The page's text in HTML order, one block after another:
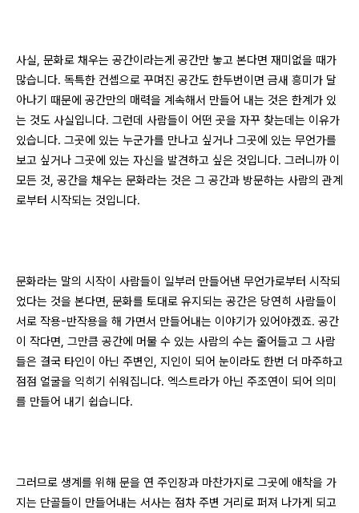
사실, 문화로 채우는 공간이라는게 공간만 놓고 본다면 재미없을 때가
많습니다. 독특한 컨셉으로 꾸며진 공간도 한두번이면 금새 흥미가 달
아나기 때문에 공간만의 매력을 계속해서 만들어 내는 것은 한계가 있
는 것도 사실입니다. 그런데 사람들이 어떤 곳을 자꾸 찾는데는 이유가
있습니다. 그곳에 있는 누군가를 만나고 싶거나 그곳에 있는 무언가를
보고 싶거나 그곳에 있는 자신을 발견하고 싶은 것입니다. 그러니까 이
모든 것, 공간을 채우는 문화라는 것은 그 공간과 방문하는 사람의 관계
로부터 시작되는 것입니다.
문화라는 말의 시작이 사람들이 일부러 만들어낸 무언가로부터 시작되
었다는 것을 본다면, 문화를 토대로 유지되는 공간은 당연히 사람들이
서로 작용-반작용을 해 가면서 만들어내는 이야기가 있어야겠죠. 공간
이 작다면, 그만큼 공간에 머물 수 있는 사람의 수는 줄어들고 그 사람
들은 결국 타인이 아닌 주변인, 지인이 되어 눈이라도 한번 더 마주하고
점점 얼굴을 익히기 쉬워집니다. 엑스트라가 아닌 주조연이 되어 의미
를 만들어 내기 쉽습니다.
그러므로 생계를 위해 문을 연 주인장과 마찬가지로 그곳에 애착을 가
지는 단골들이 만들어내는 서사는 점차 주변 거리로 퍼져 나가게 되고